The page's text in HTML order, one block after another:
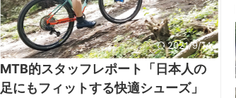
2021/9/14
MTB的スタッフレポート「日本人の
足にもフィットする快適シューズ」